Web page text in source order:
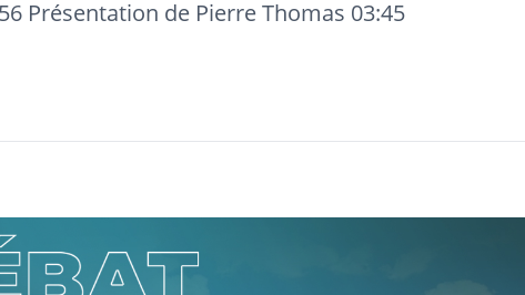
Présentation de Pierre Thomas 03:45